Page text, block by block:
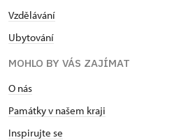
Vzdělávání
Ubytování
MOHLO BY VÁS ZAJÍMAT
O nás
Památky v našem kraji
Inspirujte se